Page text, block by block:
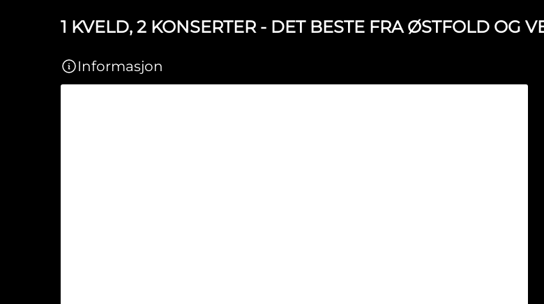
1 KVELD, 2 KONSERTER - DET BESTE FRA ØSTFOLD OG
Informasjon